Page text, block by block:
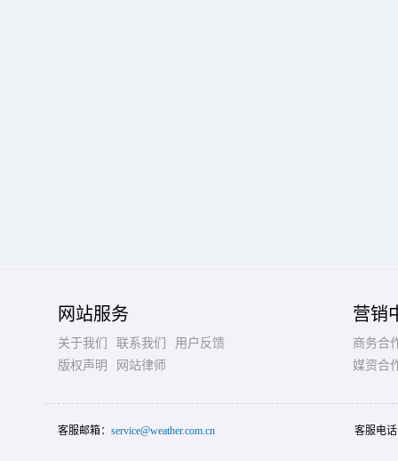
网站服务
关于我们 联系我们
用户反馈
版权声明
网站律师
营销
商务合
媒资合
客服邮箱： service@weather.com.cn 客服电